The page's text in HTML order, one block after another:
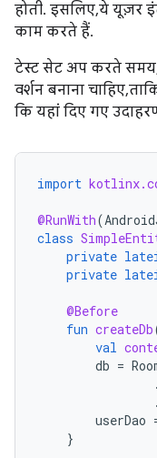
होती. इसलिए, ये यूज़र
काम करते हैं.
टेस्ट सेट अप करते
वर्शन बनाना चाहिए,
कि यहां दिए गए
import
@RunWith(
class
private
private
@Before
fun createDb
val
db =
.
.
userDao
}